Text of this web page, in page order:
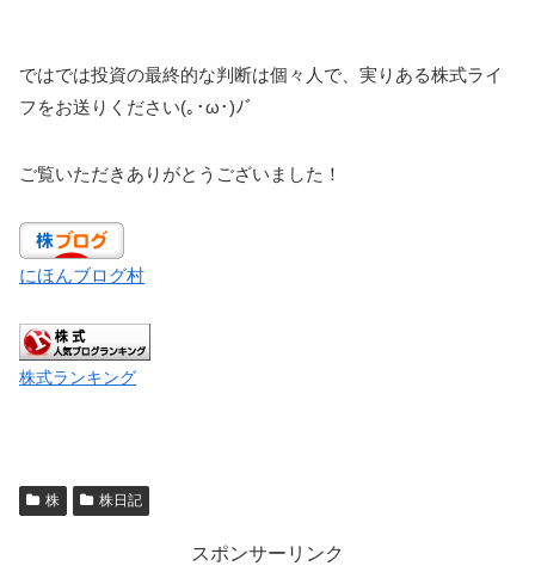
ではでは投資の最終的な判断は個々人で、実りある株式ライ
フをお送りください(｡･ω･)ﾉﾞ
ご覧いただきありがとうございました！
にほんブログ村
株式ランキング
株 株日記
スポンサーリンク